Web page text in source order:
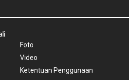
Foto
Video
Ketentuan Penggunaan